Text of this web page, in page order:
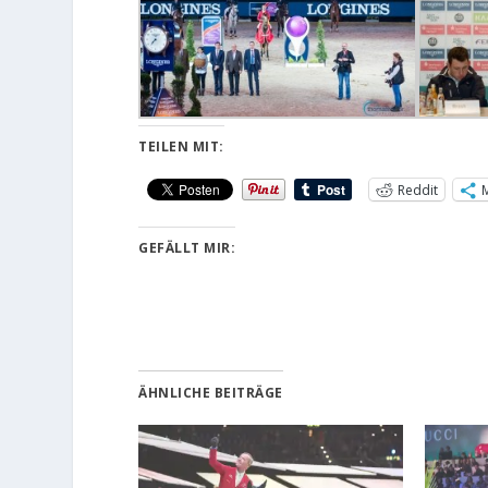
TEILEN MIT:
Reddit
GEFÄLLT MIR:
ÄHNLICHE BEITRÄGE